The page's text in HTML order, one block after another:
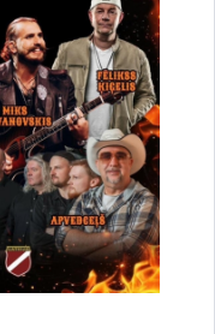
un
lai samazinātu